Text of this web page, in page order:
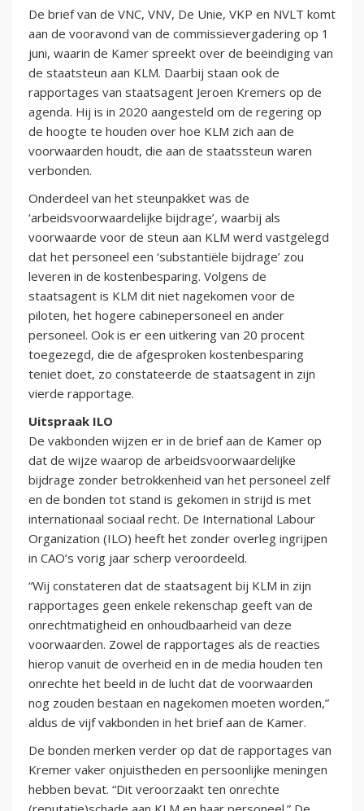
De brief van de VNC, VNV, De Unie, VKP en NVLT komt
aan de vooravond van de commissievergadering op 1
juni, waarin de Kamer spreekt over de beëindiging van
de staatsteun aan KLM. Daarbij staan ook de
rapportages van staatsagent Jeroen Kremers op de
agenda. Hij is in 2020 aangesteld om de regering op
de hoogte te houden over hoe KLM zich aan de
voorwaarden houdt, die aan de staatssteun waren
verbonden.
Onderdeel van het steunpakket was de
‘arbeidsvoorwaardelijke bijdrage’, waarbij als
voorwaarde voor de steun aan KLM werd vastgelegd
dat het personeel een ‘substantiële bijdrage’ zou
leveren in de kostenbesparing. Volgens de
staatsagent is KLM dit niet nagekomen voor de
piloten, het hogere cabinepersoneel en ander
personeel. Ook is er een uitkering van 20 procent
toegezegd, die de afgesproken kostenbesparing
teniet doet, zo constateerde de staatsagent in zijn
vierde rapportage.
Uitspraak ILO
De vakbonden wijzen er in de brief aan de Kamer op
dat de wijze waarop de arbeidsvoorwaardelijke
bijdrage zonder betrokkenheid van het personeel zelf
en de bonden tot stand is gekomen in strijd is met
internationaal sociaal recht. De International Labour
Organization (ILO) heeft het zonder overleg ingrijpen
in CAO’s vorig jaar scherp veroordeeld.
“Wij constateren dat de staatsagent bij KLM in zijn
rapportages geen enkele rekenschap geeft van de
onrechtmatigheid en onhoudbaarheid van deze
voorwaarden. Zowel de rapportages als de reacties
hierop vanuit de overheid en in de media houden ten
onrechte het beeld in de lucht dat de voorwaarden
nog zouden bestaan en nagekomen moeten worden,”
aldus de vijf vakbonden in het brief aan de Kamer.
De bonden merken verder op dat de rapportages van
Kremer vaker onjuistheden en persoonlijke meningen
hebben bevat. “Dit veroorzaakt ten onrechte